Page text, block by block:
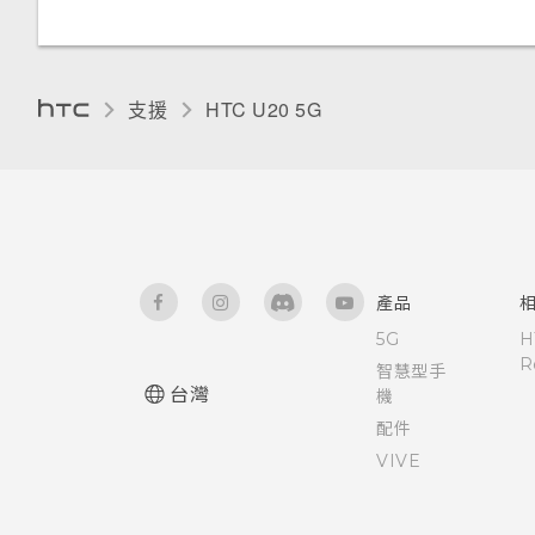
零打擾模式
支援 ‎HTC U20 5G‎
台灣
產品
5G
智慧型手
機
配件
VIVE